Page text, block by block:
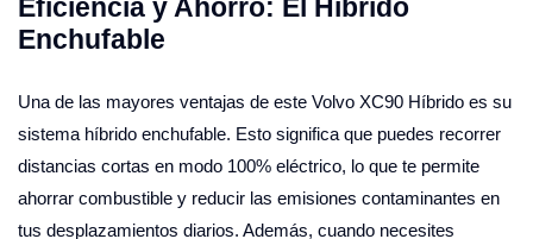
Eficiencia y Ahorro: El Híbrido
Enchufable
Una de las mayores ventajas de este Volvo XC90 Híbrido es su
sistema híbrido enchufable. Esto significa que puedes recorrer
distancias cortas en modo 100% eléctrico, lo que te permite
ahorrar combustible y reducir las emisiones contaminantes en
tus desplazamientos diarios. Además, cuando necesites